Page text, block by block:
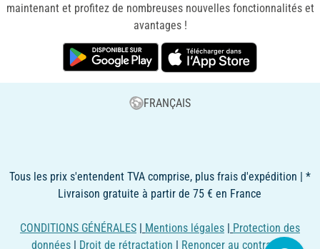
maintenant et profitez de nombreuses nouvelles fonctionnalités et
avantages !
FRANÇAIS
Tous les prix s'entendent TVA comprise, plus frais d'expédition | *
Livraison gratuite à partir de 75 € en France
CONDITIONS GÉNÉRALES | Mentions légales | Protection des
données | Droit de rétractation | Renoncer au contrat ici